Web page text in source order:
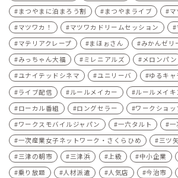
まつやまに泊まろう割
まつやまライブ
マ
マツワカ！
マツワカドリームセッション
マテリアクレープ
まほぉさん みかんゼリ
みっちゃん大福
ミレニアルズ メロンパン
ユナイテッドシネマ
ユニリーバ ゆるキャ
ライブ配信
ルールメイカー
ルールメイキ
ローカル番組
ロングセラー
ワークショッ
ワークスモバイルジャパン
一六タルト
一
一次産業女子ネットワーク・さくらひめ
三ツ矢
三津の朝市
三津浜 上級 中小企業
乗り放題
人材派遣 人気店 今治市